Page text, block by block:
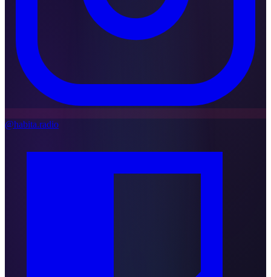
@habita.radio